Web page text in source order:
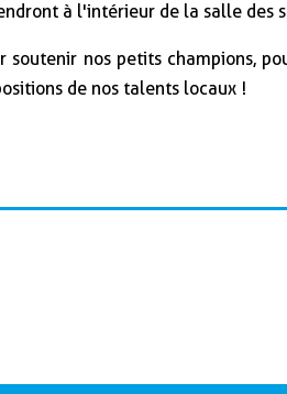
à l'intérieur de la salle des
soutenir nos petits champions,
de nos talents locaux !